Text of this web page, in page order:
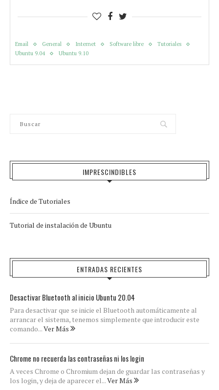
Email General Internet Software libre
Tutoriales
Ubuntu 9.04
Ubuntu 9.10
IMPRESCINDIBLES
Índice de Tutoriales
Tutorial de instalación de Ubuntu
ENTRADAS RECIENTES
Desactivar Bluetooth al inicio Ubuntu 20.04
Para desactivar que se inicie el Bluetooth automáticamente al
arrancar el sistema, tenemos simplemente que introducir este
comando...Ver Más
Chrome no recuerda las contraseñas ni los login
A veces Chrome o Chromium dejan de guardar las contraseñas y
los login, y deja de aparecer el...Ver Más